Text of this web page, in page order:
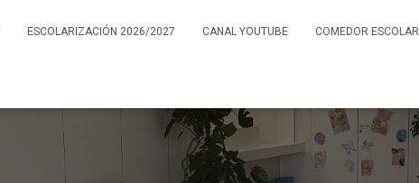
ESCOLARIZACIÓN 2026/2027 CANAL YOUTUBE COMEDOR ESCOLAR